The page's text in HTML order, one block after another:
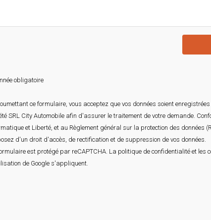
obligatoire
ce formulaire, vous acceptez que vos données soient
SRL City Automobile afin d'assurer le traitement de votre demande.
et Liberté, et au Règlement général sur la protection des données
d'un droit d'accès, de rectification et de suppression de vos données.
est protégé par reCAPTCHA. La politique de confidentialité et les
de Google s'appliquent.